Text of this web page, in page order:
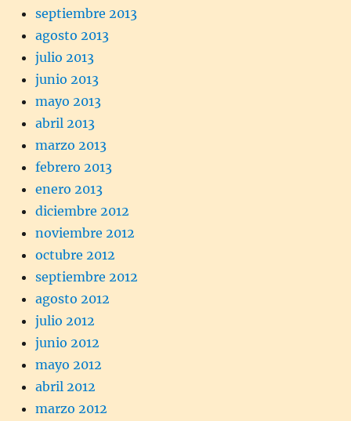
septiembre 2013
agosto 2013
julio 2013
junio 2013
mayo 2013
abril 2013
marzo 2013
febrero 2013
enero 2013
diciembre 2012
noviembre 2012
octubre 2012
septiembre 2012
agosto 2012
julio 2012
junio 2012
mayo 2012
abril 2012
marzo 2012